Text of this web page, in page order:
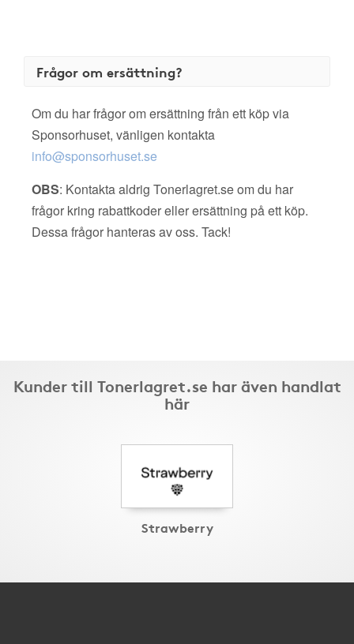
Frågor om ersättning?
Om du har frågor om ersättning från ett köp via
Sponsorhuset, vänligen kontakta
info@sponsorhuset.se
OBS: Kontakta aldrig Tonerlagret.se om du har
frågor kring rabattkoder eller ersättning på ett köp.
Dessa frågor hanteras av oss. Tack!
Kunder till Tonerlagret.se har även handlat
här
Strawberry